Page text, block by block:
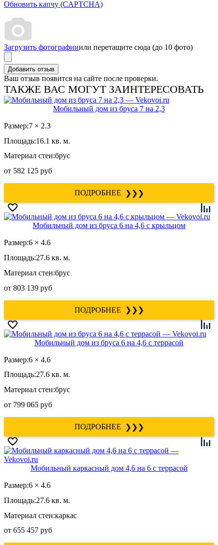
Обновить капчу (CAPTCHA)
Загрузить фотографииили перетащите сюда (до 10 фото)
Ваш отзыв появится на сайте после проверки.
ТАКЖЕ ВАС МОГУТ ЗАИНТЕРЕСОВАТЬ
Мобильный дом из бруса 7 на 2,3
Размер:7 × 2.3
Площадь:16.1 кв. м.
Материал стен:брус
от 582 125 руб
❯❯❯
Мобильный дом из бруса 6 на 4,6 с крыльцом
Размер:6 × 4.6
Площадь:27.6 кв. м.
Материал стен:брус
от 803 139 руб
❯❯❯
Мобильный дом из бруса 6 на 4,6 с террасой
Размер:6 × 4.6
Площадь:27.6 кв. м.
Материал стен:брус
от 799 065 руб
❯❯❯
Мобильный каркасный дом 4,6 на 6 с террасой
Размер:6 × 4.6
Площадь:27.6 кв. м.
Материал стен:каркас
от 655 457 руб